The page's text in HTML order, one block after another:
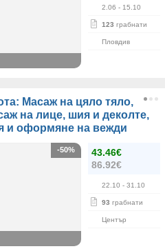
2.06 - 15.10
123 грабнати
Пловдив
Масаж на цяло тяло,
на лице, шия и деколте,
и оформяне на вежди
43.46€
86.92€
22.10 - 31.10
93 грабнати
Център
-50%